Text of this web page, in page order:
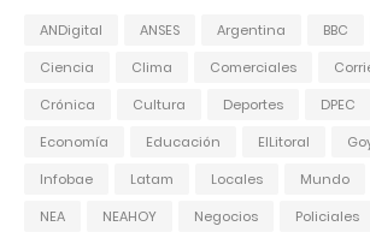
ANDigital ANSES Argentina BBC
Ciencia
Clima Comerciales
Crónica
Cultura Deportes DPEC
Economía
Educación ElLitoral
Infobae
Latam Locales Mundo
NEA
NEAHOY Negocios Policiales